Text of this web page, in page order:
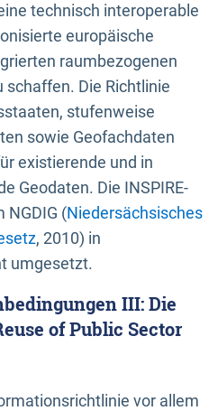
technisch interoperable
europäische
raumbezogenen
Die Richtlinie
stufenweise
sowie Geofachdaten
existierende und in
Geodaten. Die INSPIRE-
NGDIG (Niedersächsisches
, 2010) in
umgesetzt.
III: Die
of Public Sector
vor allem